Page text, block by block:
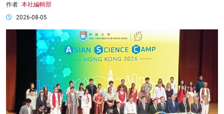
作者: 本社編輯部
2026-08-05